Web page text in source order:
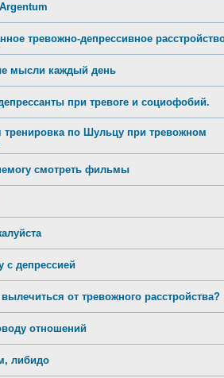
тревожно-депрессивное
мысли каждый день
при тревоге и социофобий.
тренировка по Шульцу при тревожном
смотреть фильмы
с депрессией
от тревожного расстройства?
отношений
либидо